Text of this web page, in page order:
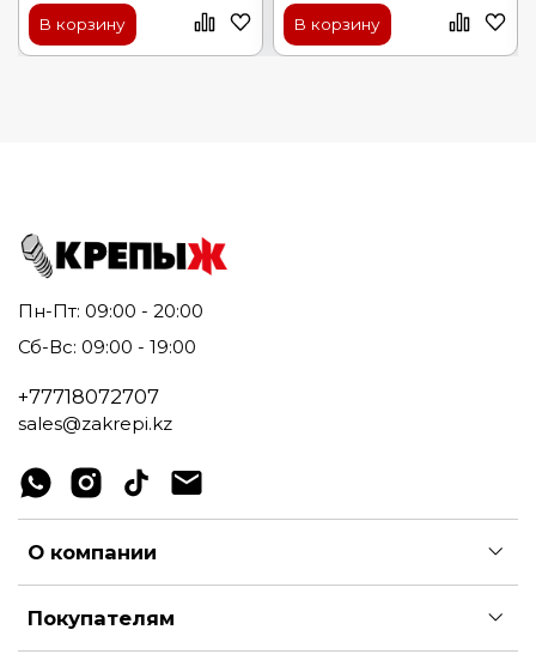
В корзину В корзину
Пн-Пт: 09:00 - 20:00
Сб-Вс: 09:00 - 19:00
+77718072707
sales@zakrepi.kz
О компании
Покупателям